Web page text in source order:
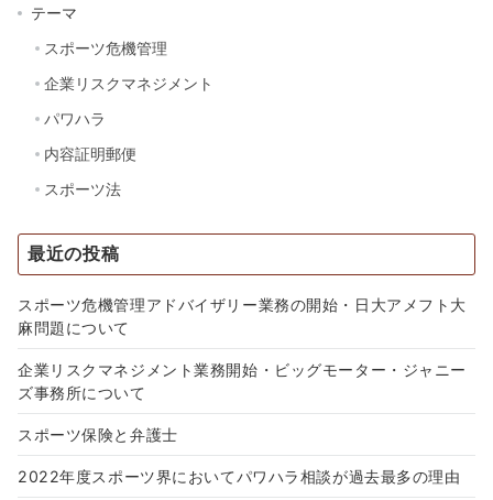
テーマ
スポーツ危機管理
企業リスクマネジメント
パワハラ
内容証明郵便
スポーツ法
最近の投稿
スポーツ危機管理アドバイザリー業務の開始・日大アメフト大
麻問題について
企業リスクマネジメント業務開始・ビッグモーター・ジャニー
ズ事務所について
スポーツ保険と弁護士
2022年度スポーツ界においてパワハラ相談が過去最多の理由